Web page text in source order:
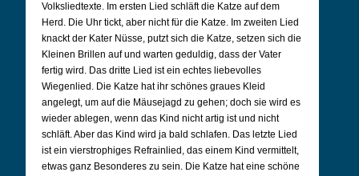
Volksliedtexte. Im ersten Lied schläft die Katze auf dem
Herd. Die Uhr tickt, aber nicht für die Katze. Im zweiten Lied
knackt der Kater Nüsse, putzt sich die Katze, setzen sich die
Kleinen Brillen auf und warten geduldig, dass der Vater
fertig wird. Das dritte Lied ist ein echtes liebevolles
Wiegenlied. Die Katze hat ihr schönes graues Kleid
angelegt, um auf die Mäusejagd zu gehen; doch sie wird es
wieder ablegen, wenn das Kind nicht artig ist und nicht
schläft. Aber das Kind wird ja bald schlafen. Das letzte Lied
ist ein vierstrophiges Refrainlied, das einem Kind vermittelt,
etwas ganz Besonderes zu sein. Die Katze hat eine schöne